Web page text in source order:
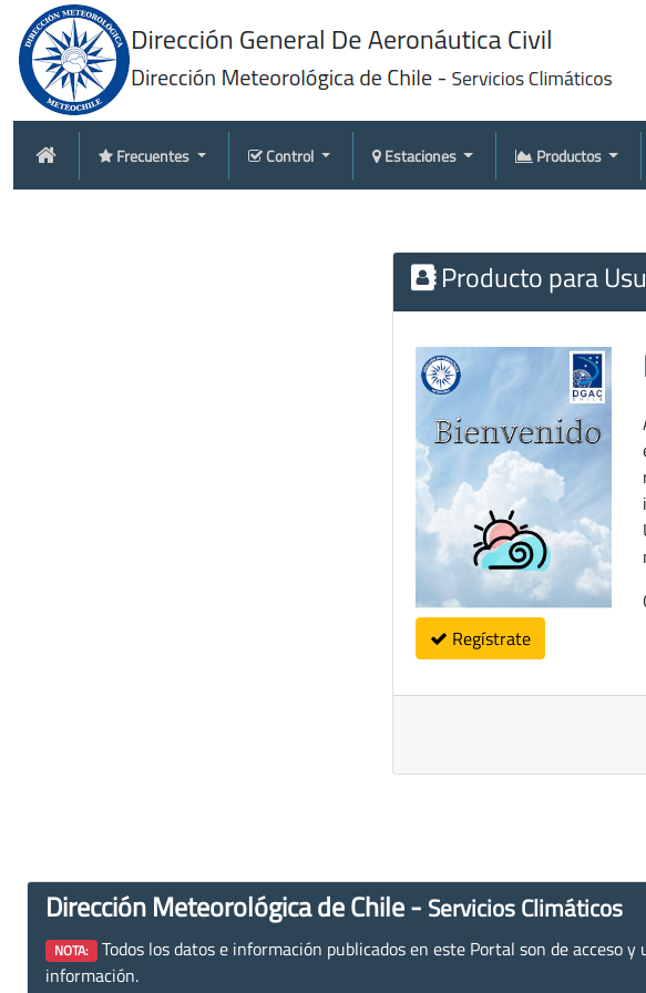
Frecuentes Control Estaciones Productos
Producto para
Regístrate
Dirección Meteorológica de Chile - Servicios Climáticos
NOTA: Todos los datos e información publicados en este Portal son de acceso
información.